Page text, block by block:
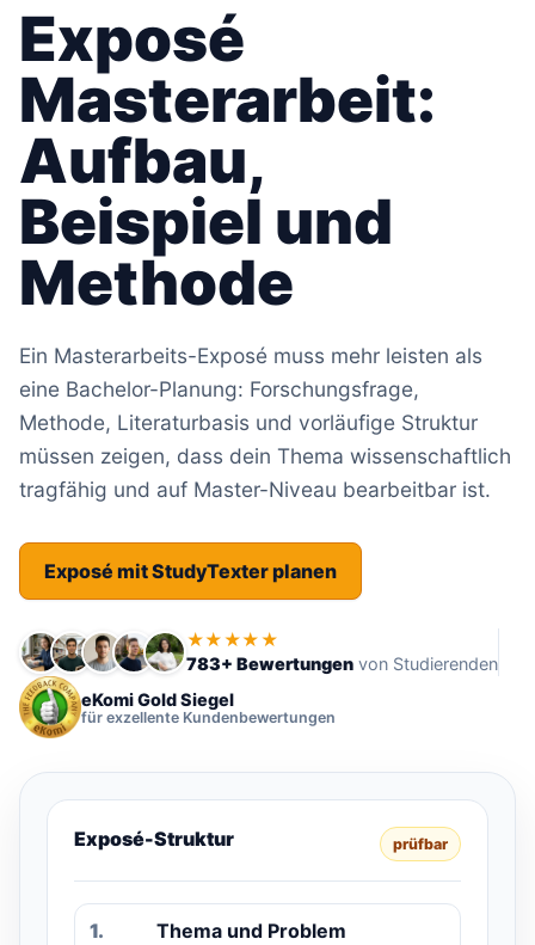
Exposé
Masterarbeit:
Aufbau,
Beispiel und
Methode
Ein Masterarbeits-Exposé muss mehr leisten als
eine Bachelor-Planung: Forschungsfrage,
Methode, Literaturbasis und vorläufige Struktur
müssen zeigen, dass dein Thema wissenschaftlich
tragfähig und auf Master-Niveau bearbeitbar ist.
Exposé mit StudyTexter planen
★★★★★
783+ Bewertungen von Studierenden
eKomi Gold Siegel
für exzellente Kundenbewertungen
Exposé-Struktur prüfbar
1.
Thema und Problem